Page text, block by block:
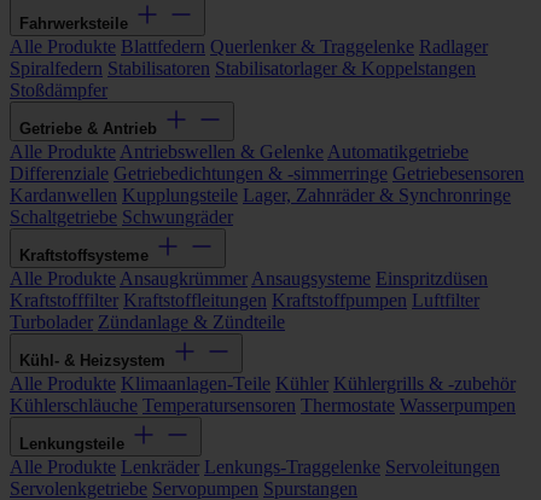
Fahrwerksteile
Alle Produkte Blattfedern Querlenker & Traggelenke Radlager
Spiralfedern Stabilisatoren Stabilisatorlager & Koppelstangen
Stoßdämpfer
Getriebe & Antrieb
Alle Produkte Antriebswellen & Gelenke Automatikgetriebe
Differenziale Getriebedichtungen & -simmerringe Getriebesensoren
Kardanwellen Kupplungsteile Lager, Zahnräder & Synchronringe
Schaltgetriebe Schwungräder
Kraftstoffsysteme
Alle Produkte Ansaugkrümmer Ansaugsysteme Einspritzdüsen
Kraftstofffilter Kraftstoffleitungen Kraftstoffpumpen Luftfilter
Turbolader Zündanlage & Zündteile
Kühl- & Heizsystem
Alle Produkte Klimaanlagen-Teile Kühler Kühlergrills & -zubehör
Kühlerschläuche Temperatursensoren Thermostate Wasserpumpen
Lenkungsteile
Alle Produkte Lenkräder Lenkungs-Traggelenke Servoleitungen
Servolenkgetriebe Servopumpen Spurstangen